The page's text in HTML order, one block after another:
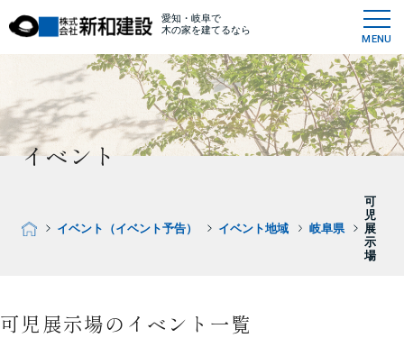
愛知・岐阜で
木の家を建てるなら
MENU
イベント
イベント（イベント予告） イベント地域 岐阜県
可
児
展
示
場
可児展示場のイベント一覧